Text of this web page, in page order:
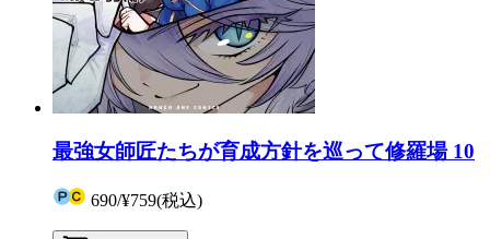
最強女師匠たちが育成方針を巡って修羅場 10
690/¥759(税込)